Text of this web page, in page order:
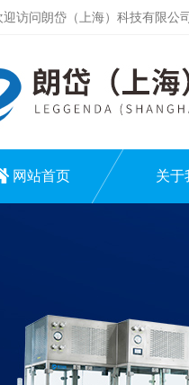
访问朗岱（上海）科技有限公
网站首页 关于